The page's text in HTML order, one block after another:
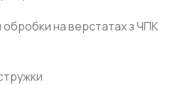
обробки на верстатах з ЧПК